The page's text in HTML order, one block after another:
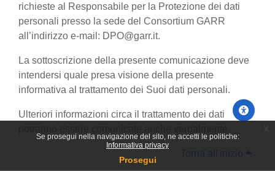
Se prosegui nella navigazione del sito, ne accetti le politiche:
Informativa privacy
Prosegui
richieste al Responsabile per la Protezione dei dati
personali presso la sede del Consortium GARR
all’indirizzo e-mail: DPO@garr.it.
La sottoscrizione della presente comunicazione deve
intendersi quale presa visione della presente
informativa al trattamento dei Suoi dati personali.
Ulteriori informazioni circa il trattamento dei dati